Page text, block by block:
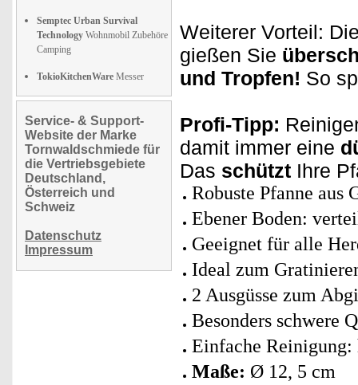
Semptec Urban Survival
Technology Wohnmobil Zubehöre
Camping
TokioKitchenWare Messer
Service- & Support-
Website der Marke
Tornwaldschmiede für
die Vertriebsgebiete
Deutschland,
Österreich und
Schweiz
Datenschutz
Impressum
Weiterer Vorteil:
gießen Sie
und Tropfen! So
Profi-Tipp:
damit immer eine
Das schützt Ihre
Robuste Pfanne aus
Ebener Boden:
Geeignet für alle
Ideal zum
2 Ausgüsse zum
Besonders schwere
Einfache Reinigung:
Maße: Ø 12, 5 cm